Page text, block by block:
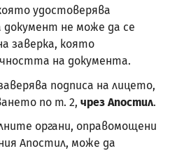
удостоверява
не може да се
заверка, която
на документа.
подписа на лицето,
по т. 2, чрез Апостил.
органи, оправомощени
Апостил, може да